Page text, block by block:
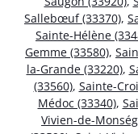
Sallebœuf (33370),
Sainte-Hélène
Gemme (33580),
la-Grande (33220),
(33560), Sainte-
Médoc (33340),
Vivien-de-